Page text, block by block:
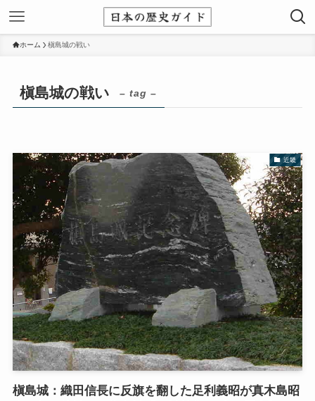
ホーム 槇島城の戦い
槇島城の戦い – tag –
近畿
槇島城：織田信長に反旗を翻した足利義昭が真木島昭